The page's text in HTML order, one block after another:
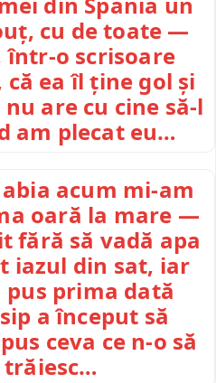
cu de toate —
într-o scrisoare
ea îl ține gol și
are cu cine să-l
am plecat eu…
acum mi-am
oară la mare —
fără să vadă apa
iazul din sat, iar
pus prima dată
a început să
ceva ce n-o să